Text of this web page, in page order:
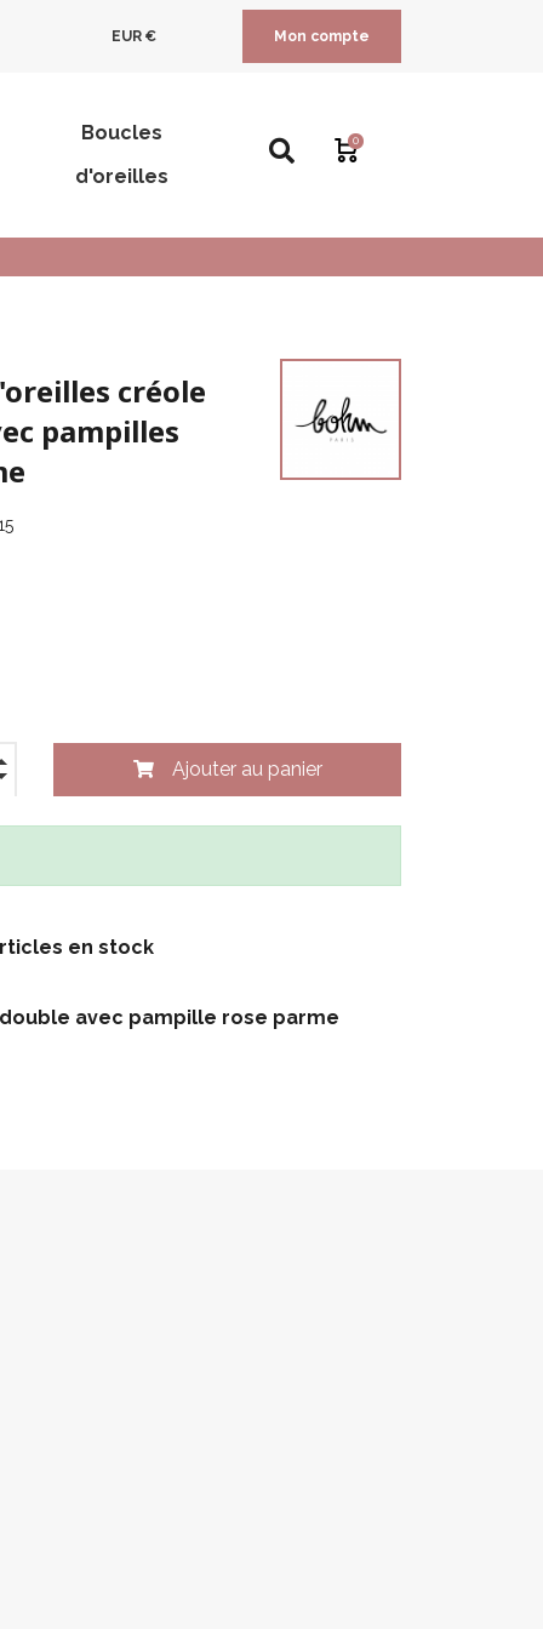
EUR € Mon compte
Boucles
d'oreilles
0
créole
pampilles
Ajouter au panier
en stock
avec pampille rose parme